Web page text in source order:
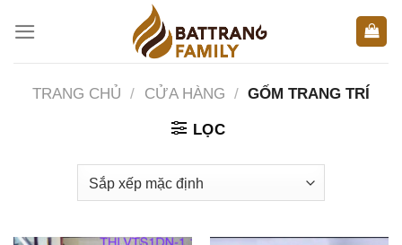
TRANG CHỦ / CỬA HÀNG / GỐM TRANG TRÍ
LỌC